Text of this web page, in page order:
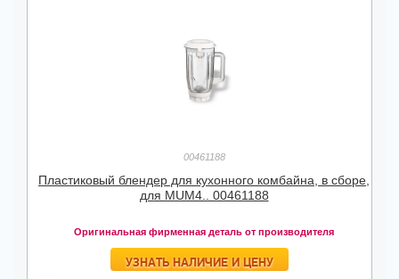
00461188
Пластиковый блендер для кухонного комбайна, в сборе,
для MUM4.. 00461188
Оригинальная фирменная деталь от производителя
УЗНАТЬ НАЛИЧИЕ И ЦЕНУ